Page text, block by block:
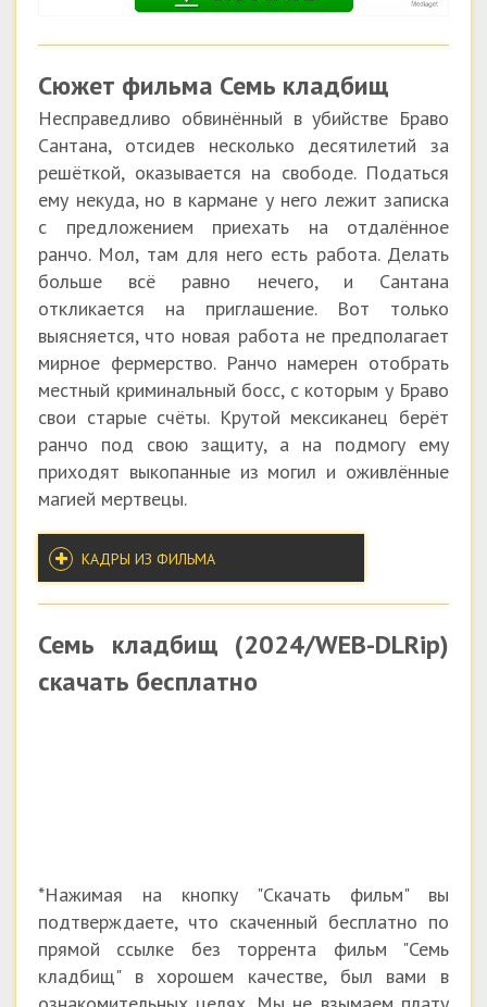
Сюжет фильма Семь кладбищ
Несправедливо обвинённый в убийстве Браво
Сантана, отсидев несколько десятилетий за
решёткой, оказывается на свободе. Податься
ему некуда, но в кармане у него лежит записка
с предложением приехать на отдалённое
ранчо. Мол, там для него есть работа. Делать
больше всё равно нечего, и Сантана
откликается на приглашение. Вот только
выясняется, что новая работа не предполагает
мирное фермерство. Ранчо намерен отобрать
местный криминальный босс, с которым у Браво
свои старые счёты. Крутой мексиканец берёт
ранчо под свою защиту, а на подмогу ему
приходят выкопанные из могил и оживлённые
магией мертвецы.
КАДРЫ ИЗ ФИЛЬМА
Семь кладбищ (2024/WEB-DLRip)
скачать бесплатно
*Нажимая на кнопку "Скачать фильм" вы
подтверждаете, что скаченный бесплатно по
прямой ссылке без торрента фильм "Семь
кладбищ" в хорошем качестве, был вами в